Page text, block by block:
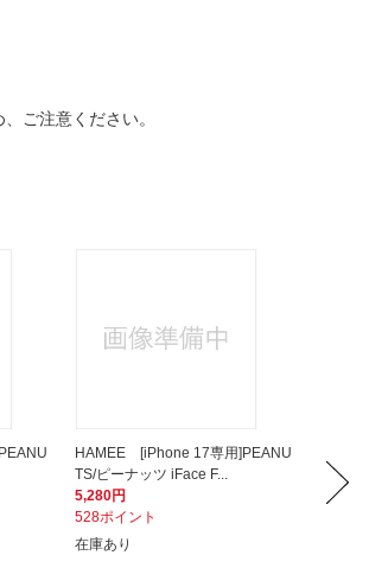
ご注意ください。
HAMEE [iPhone 17専用]PEANU
TS/ピーナッツ iFace F...
5,280円
528ポイント
在庫あり
TS/ピ
5,280円